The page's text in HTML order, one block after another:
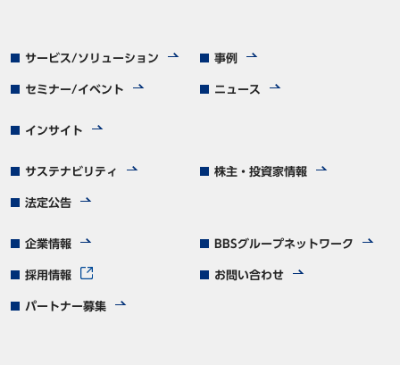
サービス/ソリューション 事例
セミナー/イベント ニュース
インサイト
サステナビリティ 株主・投資家情報
法定公告
企業情報 BBSグループネットワーク
採用情報 お問い合わせ
パートナー募集